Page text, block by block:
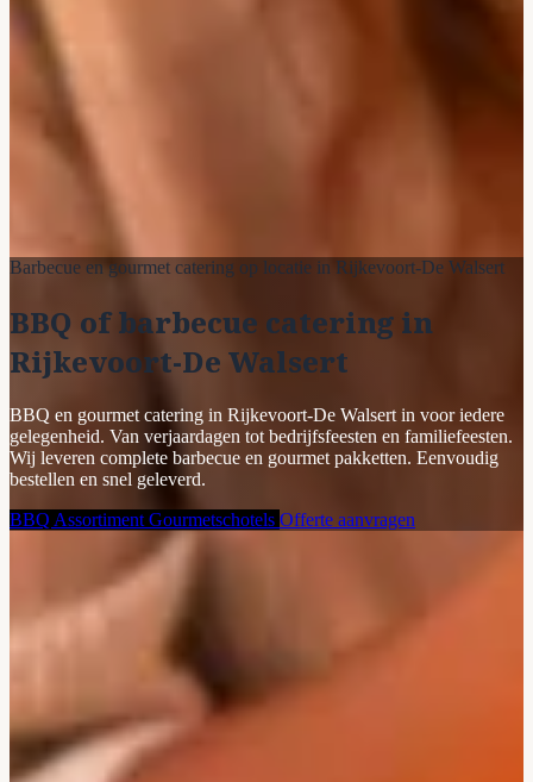
Barbecue en gourmet catering op locatie in Rijkevoort-De Walsert
BBQ of barbecue catering in
Rijkevoort-De Walsert
BBQ en gourmet catering in Rijkevoort-De Walsert in voor iedere
gelegenheid. Van verjaardagen tot bedrijfsfeesten en familiefeesten.
Wij leveren complete barbecue en gourmet pakketten. Eenvoudig
bestellen en snel geleverd.
BBQ Assortiment Gourmetschotels Offerte aanvragen